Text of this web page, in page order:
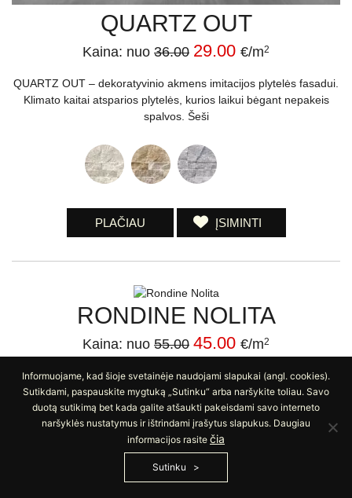
QUARTZ OUT
Kaina: nuo 36.00 29.00 €/m2
QUARTZ OUT – dekoratyvinio akmens imitacijos plytelės fasadui.
Klimato kaitai atsparios plytelės, kurios laikui bėgant nepakeis
spalvos. Šeši
PLAČIAU ĮSIMINTI
RONDINE NOLITA
Kaina: nuo 55.00 45.00 €/m2
Akmens masės fasadinės plytelės. Niekad nesenstantis,
modernus dizainas, plati spalvų gausa - kolekcijos Nolita deriniai
leis išsirinkti
Informuojame, kad šioje svetainėje naudojami slapukai (angl. cookies).
Sutikdami, paspauskite mygtuką „Sutinku“ arba naršykite toliau. Savo
duotą sutikimą bet kada galite atšaukti pakeisdami savo interneto
naršyklės nustatymus ir ištrindami įrašytus slapukus. Daugiau
informacijos rasite čia
Sutinku